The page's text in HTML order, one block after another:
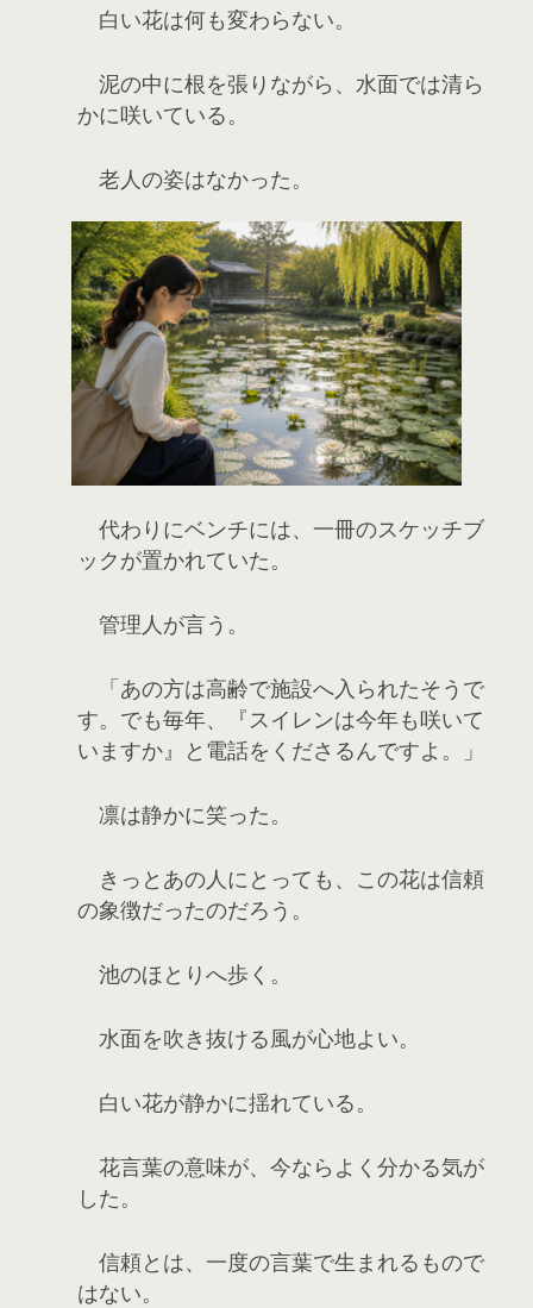
白い花は何も変わらない。
泥の中に根を張りながら、水面では清ら
かに咲いている。
老人の姿はなかった。
代わりにベンチには、一冊のスケッチブ
ックが置かれていた。
管理人が言う。
「あの方は高齢で施設へ入られたそうで
す。でも毎年、『スイレンは今年も咲いて
いますか』と電話をくださるんですよ。」
凛は静かに笑った。
きっとあの人にとっても、この花は信頼
の象徴だったのだろう。
池のほとりへ歩く。
水面を吹き抜ける風が心地よい。
白い花が静かに揺れている。
花言葉の意味が、今ならよく分かる気が
した。
信頼とは、一度の言葉で生まれるもので
はない。